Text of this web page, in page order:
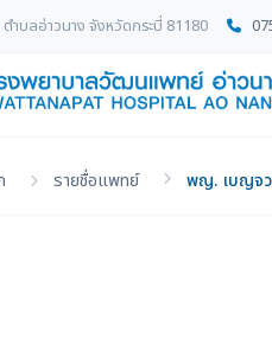
ำบลอ่าวนาง จังหวัดกระบี่ 81180
รายชื่อแพทย์ พญ. เบญจ